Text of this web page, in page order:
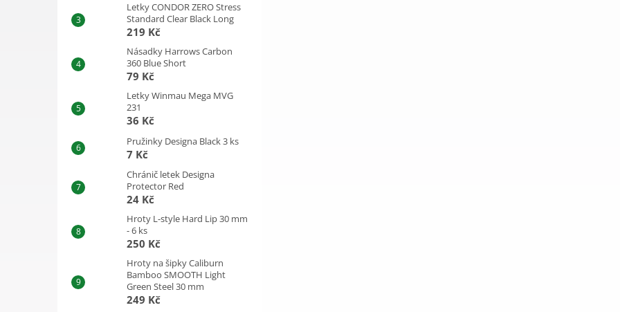
Letky CONDOR ZERO Stress
Standard Clear Black Long
219 Kč
Násadky Harrows Carbon
360 Blue Short
79 Kč
Letky Winmau Mega MVG
231
36 Kč
Pružinky Designa Black 3 ks
7 Kč
Chránič letek Designa
Protector Red
24 Kč
Hroty L-style Hard Lip 30 mm
- 6 ks
250 Kč
Hroty na šipky Caliburn
Bamboo SMOOTH Light
Green Steel 30 mm
249 Kč